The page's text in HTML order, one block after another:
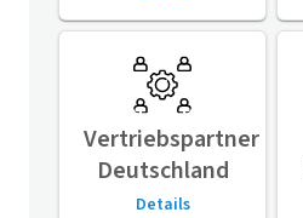
Vertriebspartner
Deutschland
Details